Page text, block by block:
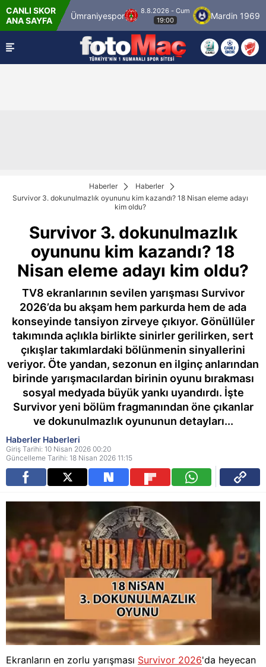
CANLI SKOR
ANA SAYFAÜmraniyespor
8.8.2026 - Cum
19:00
Mardin 1969 Spor
Haberler
Haberler
Survivor 3. dokunulmazlık oyununu kim kazandı? 18 Nisan eleme adayı
kim oldu?
Survivor 3. dokunulmazlık
oyununu kim kazandı? 18
Nisan eleme adayı kim oldu?
TV8 ekranlarının sevilen yarışması Survivor
2026’da bu akşam hem parkurda hem de ada
konseyinde tansiyon zirveye çıkıyor. Gönüllüler
takımında açlıkla birlikte sinirler gerilirken, sert
çıkışlar takımlardaki bölünmenin sinyallerini
veriyor. Öte yandan, sezonun en ilginç anlarından
birinde yarışmacılardan birinin oyunu bırakması
sosyal medyada büyük yankı uyandırdı. İşte
Survivor yeni bölüm fragmanından öne çıkanlar
ve dokunulmazlık oyununun detayları...
Haberler Haberleri
Giriş Tarihi: 10 Nisan 2026 00:20
Güncelleme Tarihi: 18 Nisan 2026 11:15
Ekranların en zorlu yarışması Survivor 2026'da heyecan